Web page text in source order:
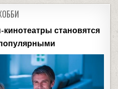
становятся